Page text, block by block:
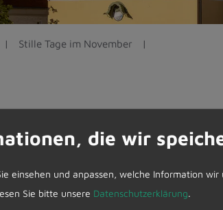
Stille Tage im November
16. November, am Buß- und
die wir
einsehen und anpassen, welche Information wir
Sie bitte unsere Datenschutzerklärung.